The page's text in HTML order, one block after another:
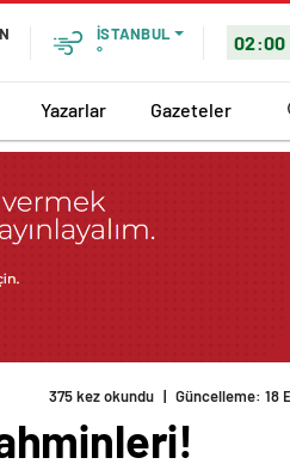
İSTANBUL
°
02:00
Yazarlar Gazeteler
375 kez okundu | Güncelleme: 18